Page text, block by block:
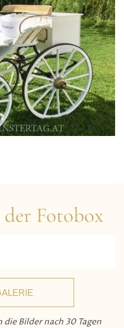
Fotobox
Bilder nach 30 Tagen